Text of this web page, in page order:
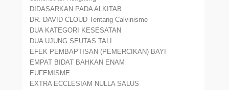
DIDASARKAN PADA ALKITAB
DR. DAVID CLOUD Tentang Calvinisme
DUA KATEGORI KESESATAN
DUA UJUNG SEUTAS TALI
EFEK PEMBAPTISAN (PEMERCIKAN) BAYI
EMPAT BIDAT BAHKAN ENAM
EUFEMISME
EXTRA ECCLESIAM NULLA SALUS